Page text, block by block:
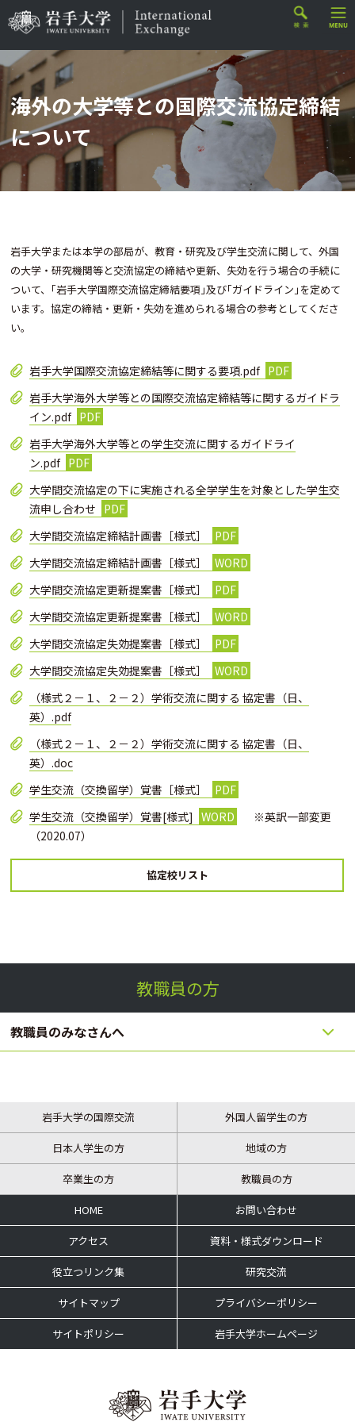
海外の大学等との国際交流協定締結
について
岩手大学または本学の部局が、教育・研究及び学生交流に関して、外国
の大学・研究機関等と交流協定の締結や更新、失効を行う場合の手続に
ついて、｢岩手大学国際交流協定締結要項｣及び｢ガイドライン｣を定めて
います。協定の締結・更新・失効を進められる場合の参考としてくださ
い。
岩手大学国際交流協定締結等に関する要項.pdf
岩手大学海外大学等との国際交流協定締結等に関するガイドラ
イン.pdf
岩手大学海外大学等との学生交流に関するガイドライ
ン.pdf
大学間交流協定の下に実施される全学学生を対象とした学生交
流申し合わせ
大学間交流協定締結計画書［様式］
大学間交流協定締結計画書［様式］
大学間交流協定更新提案書［様式］
大学間交流協定更新提案書［様式］
大学間交流協定失効提案書［様式］
大学間交流協定失効提案書［様式］
（様式２－１、２－２）学術交流に関する 協定書（日、
英）.pdf
（様式２－１、２－２）学術交流に関する 協定書（日、
英）.doc
学生交流（交換留学）覚書［様式］
学生交流（交換留学）覚書[様式]
※英訳一部変更
（2020.07）
協定校リスト
教職員の方
教職員のみなさんへ
岩手大学の国際交流 外国人留学生の方
日本人学生の方 地域の方
卒業生の方 教職員の方
HOME お問い合わせ
アクセス 資料・様式ダウンロード
役立つリンク集 研究交流
サイトマップ プライバシーポリシー
サイトポリシー 岩手大学ホームページ